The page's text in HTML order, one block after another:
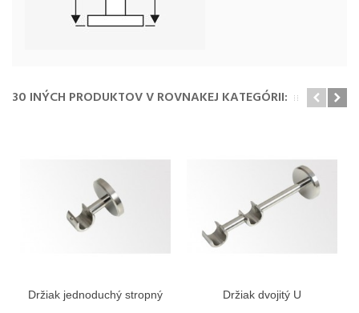
30 INÝCH PRODUKTOV V ROVNAKEJ KATEGÓRII:
Držiak jednoduchý stropný Držiak dvojitý U